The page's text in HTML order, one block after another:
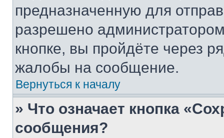
предназначенную для
разрешено
кнопке, вы пройдёте через
жалобы на сообщение.
Вернуться к началу
» Что означает кнопка
сообщения?